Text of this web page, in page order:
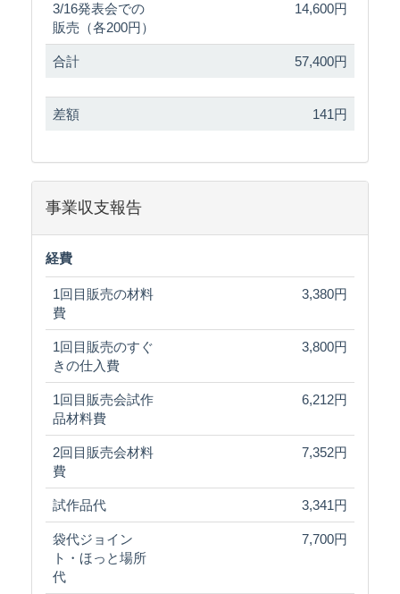
3/16発表会での
販売（各200円）
14,600円
合計 57,400円
差額 141円
事業収支報告
経費
1回目販売の材料
費
3,380円
1回目販売のすぐ
きの仕入費
3,800円
1回目販売会試作
品材料費
6,212円
2回目販売会材料
費
7,352円
試作品代 3,341円
袋代ジョイン
ト・ほっと場所
代
7,700円